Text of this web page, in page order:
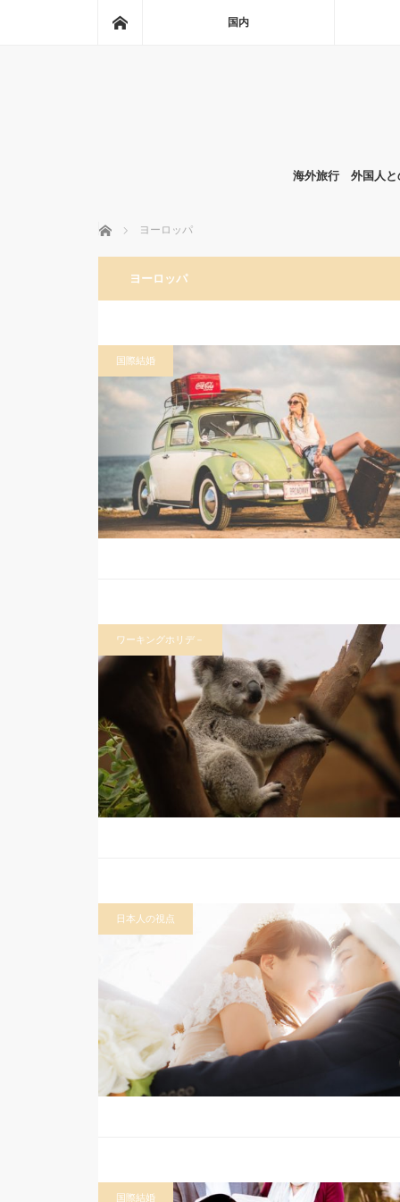
国内
海外旅行 外国人と
ホーム ヨーロッパ
ヨーロッパ
国際結婚
ワーキングホリデ－
日本人の視点
国際結婚